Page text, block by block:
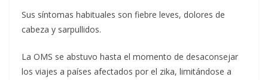
Sus síntomas habituales son fiebre leves, dolores de
cabeza y sarpullidos.
La OMS se abstuvo hasta el momento de desaconsejar
los viajes a países afectados por el zika, limitándose a